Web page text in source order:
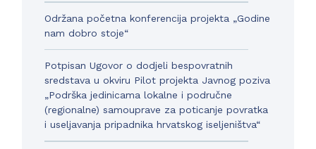
Održana početna konferencija projekta „Godine
nam dobro stoje“
Potpisan Ugovor o dodjeli bespovratnih
sredstava u okviru Pilot projekta Javnog poziva
„Podrška jedinicama lokalne i područne
(regionalne) samouprave za poticanje povratka
i useljavanja pripadnika hrvatskog iseljeništva“